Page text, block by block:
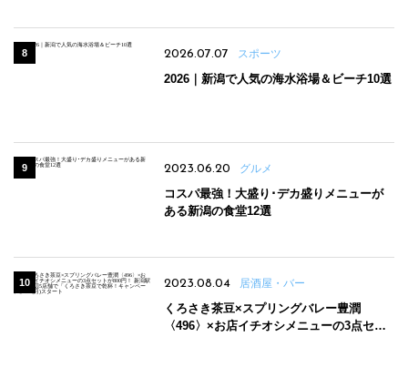
2026.07.07 スポーツ
2026｜新潟で人気の海水浴場＆ビーチ10選
2023.06.20 グルメ
コスパ最強！大盛り･デカ盛りメニューが
ある新潟の食堂12選
2023.08.04 居酒屋・バー
くろさき茶豆×スプリングバレー豊潤
〈496〉×お店イチオシメニューの3点セッ